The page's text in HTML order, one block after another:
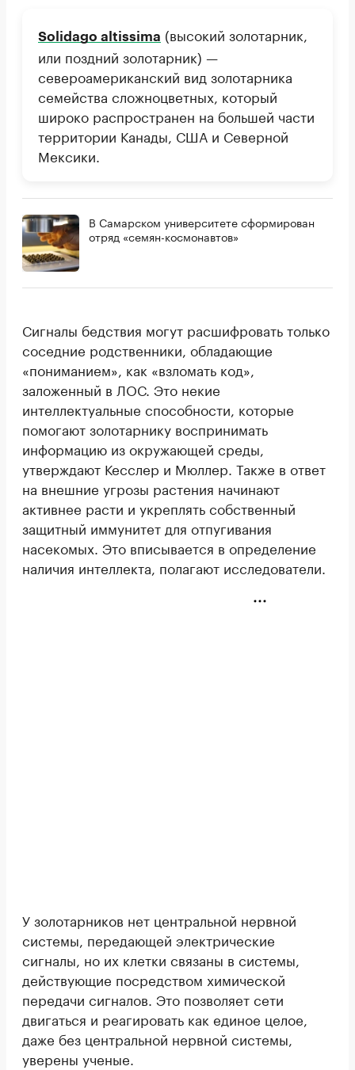
Solidago altissima (высокий золотарник,
или поздний золотарник) —
североамериканский вид золотарника
семейства сложноцветных, который
широко распространен на большей части
территории Канады, США и Северной
Мексики.
В Самарском университете сформирован
отряд «семян-космонавтов»
Сигналы бедствия могут расшифровать только
соседние родственники, обладающие
«пониманием», как «взломать код»,
заложенный в ЛОС. Это некие
интеллектуальные способности, которые
помогают золотарнику воспринимать
информацию из окружающей среды,
утверждают Кесслер и Мюллер. Также в ответ
на внешние угрозы растения начинают
активнее расти и укреплять собственный
защитный иммунитет для отпугивания
насекомых. Это вписывается в определение
наличия интеллекта, полагают исследователи.
У золотарников нет центральной нервной
системы, передающей электрические
сигналы, но их клетки связаны в системы,
действующие посредством химической
передачи сигналов. Это позволяет сети
двигаться и реагировать как единое целое,
даже без центральной нервной системы,
уверены ученые.